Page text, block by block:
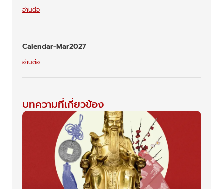
อ่านต่อ
Calendar-Mar2027
อ่านต่อ
บทความที่เกี่ยวข้อง